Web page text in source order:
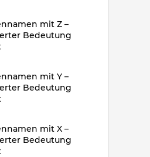
mit Z –
Bedeutung
mit Y –
Bedeutung
mit X –
Bedeutung